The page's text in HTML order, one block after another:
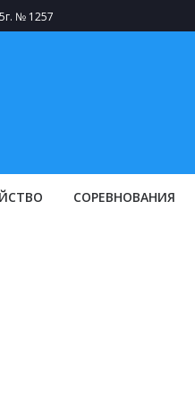
№ 1257
СОРЕВНОВАНИЯ